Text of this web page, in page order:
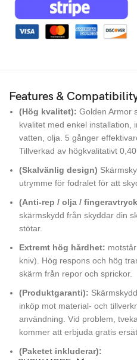
Features &
(Hög kvalitet): Golden Armor
kvalitet med enkel installation,
vatten, olja. 5 gånger
Tillverkad av högkvalitativt
(Skalvänlig design)
utrymme för fodralet för att
(Anti-rep / olja /
skärmskydd från skyddar din
stötar.
Extremt hög hårdhet:
kniv). Hög respons och hög
skärm från repor och sprickor.
(Produktgaranti):
inköp mot material- och
användning. Vid problem,
kommer att erbjuda gratis
(Paketet inkluderar):